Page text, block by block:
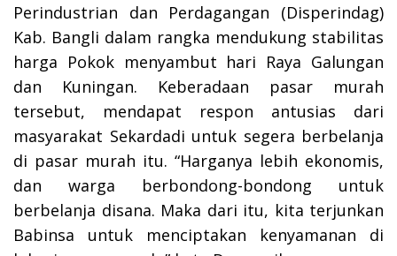
Perindustrian dan Perdagangan (Disperindag)
Kab. Bangli dalam rangka mendukung stabilitas
harga Pokok menyambut hari Raya Galungan
dan Kuningan. Keberadaan pasar murah
tersebut, mendapat respon antusias dari
masyarakat Sekardadi untuk segera berbelanja
di pasar murah itu. “Harganya lebih ekonomis,
dan warga berbondong-bondong untuk
berbelanja disana. Maka dari itu, kita terjunkan
Babinsa untuk menciptakan kenyamanan di